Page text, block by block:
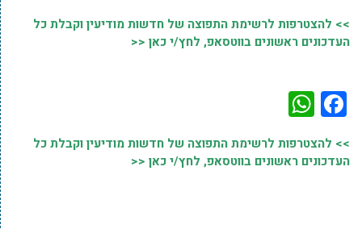
>> להצטרפות לרשימת התפוצה של חדשות מודיעין וקבלת כל
העדכונים ראשונים בווטסאפ, לחץ/י כאן <<
Facebook
>> להצטרפות לרשימת התפוצה של חדשות מודיעין וקבלת כל
העדכונים ראשונים בווטסאפ, לחץ/י כאן <<